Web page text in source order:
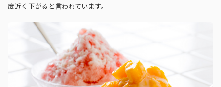
度近く下がると言われています。